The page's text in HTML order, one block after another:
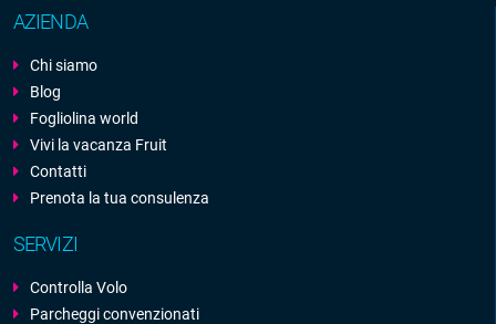
AZIENDA
Chi siamo
Blog
Fogliolina world
Vivi la vacanza Fruit
Contatti
Prenota la tua consulenza
SERVIZI
Controlla Volo
Parcheggi convenzionati